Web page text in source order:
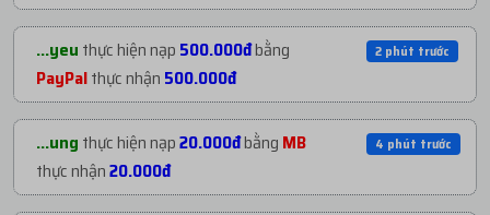
...jzzmua3 ID 22 - BM CHƯA TẠO TKQC - BM3...
với giá 585.000đ
15 phút
...770mua7 TKBM SHARE ĐỐI TÁC - TẠO
THÁN...với giá54.600đ
18 phút
...yeu thực hiện nạp 500.000đbằng
PayPalthực nhận 500.000đ
2 phút trước
...ung thực hiện nạp20.000đbằng MB
thực nhận20.000đ
4 phút trước